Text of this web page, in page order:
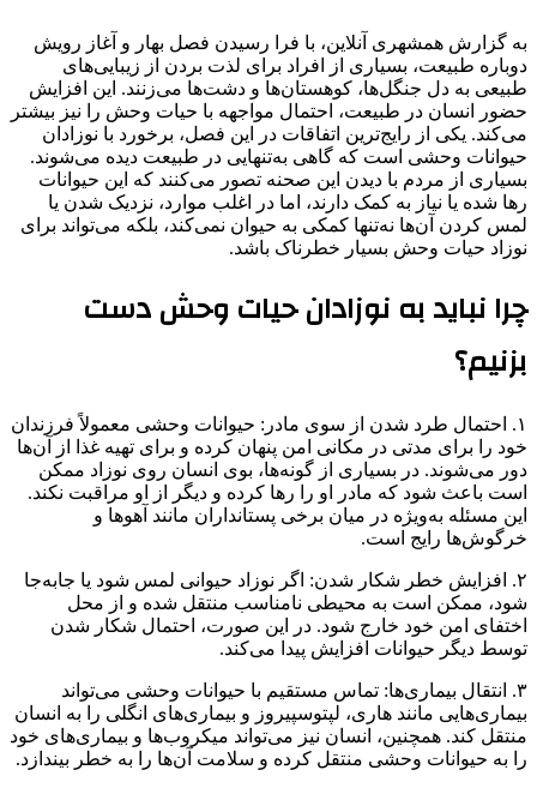
به گزارش همشهری آنلاین، با فرا رسیدن فصل بهار و آغاز رویش
دوباره طبیعت، بسیاری از افراد برای لذت بردن از زیبایی‌های
طبیعی به دل جنگل‌ها، کوهستان‌ها و دشت‌ها می‌زنند. این افزایش
حضور انسان در طبیعت، احتمال مواجهه با حیات وحش را نیز بیشتر
می‌کند. یکی از رایج‌ترین اتفاقات در این فصل، برخورد با نوزادان
حیوانات وحشی است که گاهی به‌تنهایی در طبیعت دیده می‌شوند.
بسیاری از مردم با دیدن این صحنه تصور می‌کنند که این حیوانات
رها شده یا نیاز به کمک دارند، اما در اغلب موارد، نزدیک شدن یا
لمس کردن آن‌ها نه‌تنها کمکی به حیوان نمی‌کند، بلکه می‌تواند برای
نوزاد حیات وحش بسیار خطرناک باشد.
چرا نباید به نوزادان حیات وحش دست
بزنیم؟
۱. احتمال طرد شدن از سوی مادر: حیوانات وحشی معمولاً فرزندان
خود را برای مدتی در مکانی امن پنهان کرده و برای تهیه غذا از آن‌ها
دور می‌شوند. در بسیاری از گونه‌ها، بوی انسان روی نوزاد ممکن
است باعث شود که مادر او را رها کرده و دیگر از او مراقبت نکند.
این مسئله به‌ویژه در میان برخی پستانداران مانند آهوها و
خرگوش‌ها رایج است.
۲. افزایش خطر شکار شدن: اگر نوزاد حیوانی لمس شود یا جابه‌جا
شود، ممکن است به محیطی نامناسب منتقل شده و از محل
اختفای امن خود خارج شود. در این صورت، احتمال شکار شدن
توسط دیگر حیوانات افزایش پیدا می‌کند.
۳. انتقال بیماری‌ها: تماس مستقیم با حیوانات وحشی می‌تواند
بیماری‌هایی مانند هاری، لپتوسپیروز و بیماری‌های انگلی را به انسان
منتقل کند. همچنین، انسان نیز می‌تواند میکروب‌ها و بیماری‌های خود
را به حیوانات وحشی منتقل کرده و سلامت آن‌ها را به خطر بیندازد.